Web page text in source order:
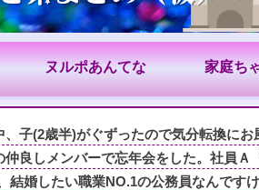
ヌルポあんてな 家庭ち
、子(2歳半)がぐずったので気分転換に
仲良しメンバーで忘年会をした。社員Ａ
結婚したい職業NO.1の公務員なんです